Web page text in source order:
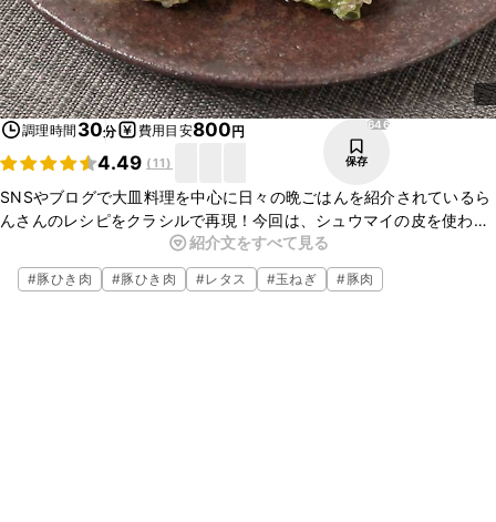
調理時間 30分 費用目安800円
4.49 (11)
646
保存
SNSやブログで大皿料理を中心に日々の晩ごはんを紹介されているら
んさんのレシピをクラシルで再現！今回は、シュウマイの皮を使わ
ず、千切りしたレタスで作るシュウマイのご紹介です。タネには細か
く叩いたエビを入れ、上に丸々エビをのせている贅沢なシュウマイで
す。プリプリの食感も楽しむことができますよ。ぜひ作ってみてくだ
紹介文をすべて見る
#豚ひき肉 #豚ひき肉 #レタス #玉ねぎ #豚肉